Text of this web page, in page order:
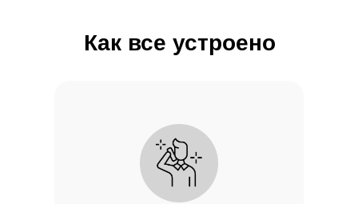
Как все устроено